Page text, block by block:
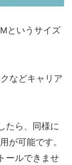
というサイズ
などキャリア
たら、同様に
が可能です。
ールできませ